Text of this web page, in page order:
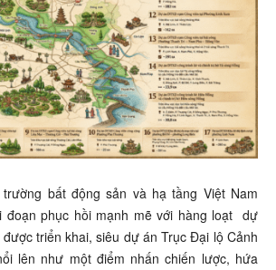
bất động sản và hạ tầng Việt Nam
đoạn phục hồi mạnh mẽ với hàng loạt dự
được triển khai, siêu dự án Trục Đại lộ Cảnh
lên như một điểm nhấn chiến lược, hứa